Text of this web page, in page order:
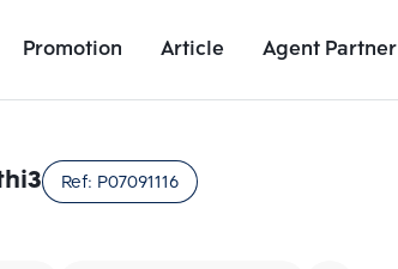
Promotion Article Agent Partner
Project Details
Ref: P07091116